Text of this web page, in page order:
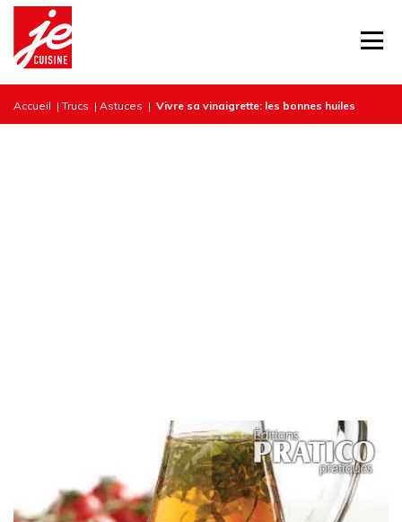
Accueil | Trucs | Astuces | Vivre sa vinaigrette: les bonnes huiles